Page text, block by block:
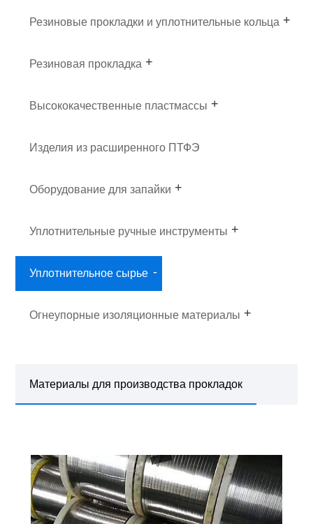
Резиновые прокладки и уплотнительные кольца
Резиновая прокладка
Высококачественные пластмассы
Изделия из расширенного ПТФЭ
Оборудование для запайки
Уплотнительные ручные инструменты
Уплотнительное сырье
Огнеупорные изоляционные материалы
Материалы для производства прокладок